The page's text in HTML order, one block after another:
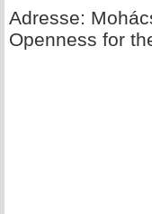
Adresse:
Openness for